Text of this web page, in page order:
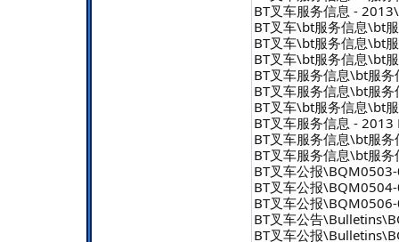
BT叉车服务信息 -
BT叉车\bt服务信息\bt
BT叉车\bt服务信息\bt
BT叉车\bt服务信息\bt
BT叉车服务信息\bt服
BT叉车服务信息\bt服
BT叉车\bt服务信息\bt
BT叉车服务信息 -
BT叉车服务信息\bt服
BT叉车服务信息\bt服
BT叉车公报
BT叉车公报
BT叉车公报
BT叉车公告
BT叉车公报